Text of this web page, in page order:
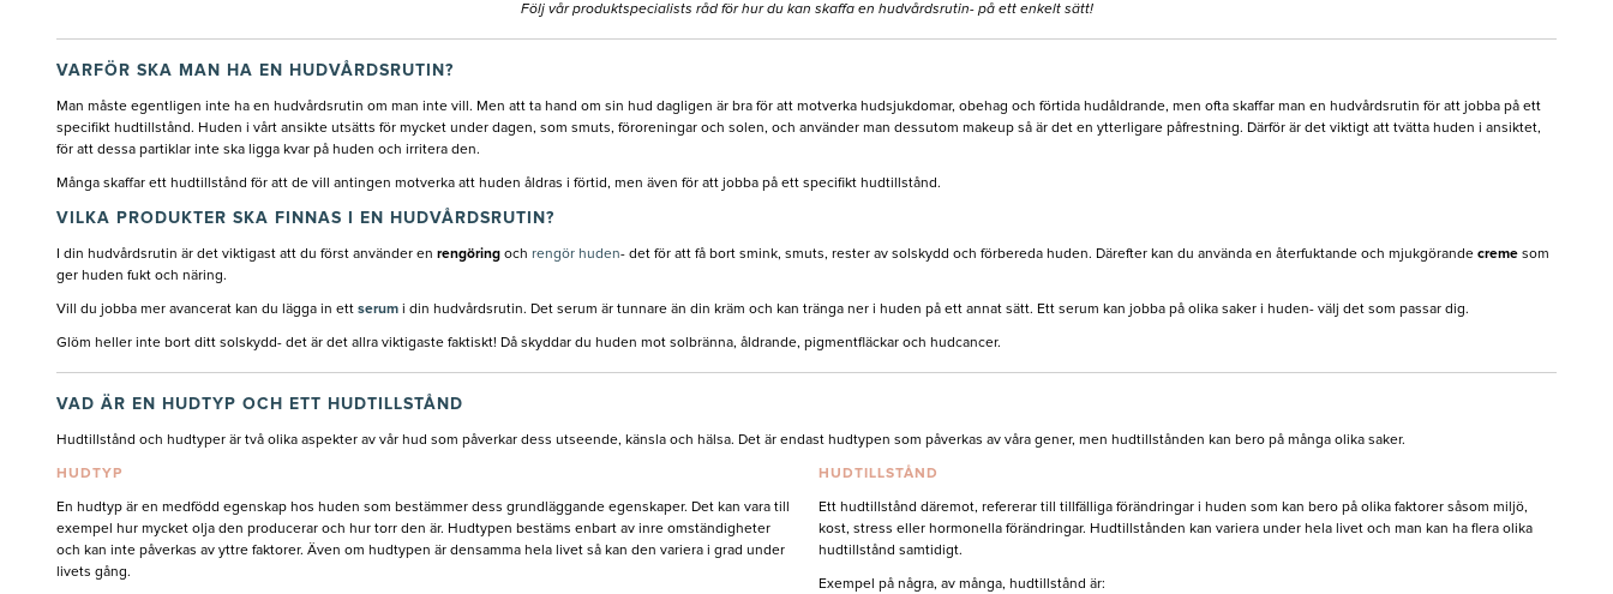
Följ vår produktspecialists råd för hur du kan skaffa en hudvårdsrutin- på ett enkelt sätt!
VARFÖR SKA MAN HA EN HUDVÅRDSRUTIN?
Man måste egentligen inte ha en hudvårdsrutin om man inte vill. Men att ta hand om sin hud dagligen är bra för att motverka hudsjukdomar, obehag och förtida hudåldrande, men ofta skaffar man en hudvårdsrutin för att jobba på ett
specifikt hudtillstånd. Huden i vårt ansikte utsätts för mycket under dagen, som smuts, föroreningar och solen, och använder man dessutom makeup så är det en ytterligare påfrestning. Därför är det viktigt att tvätta huden i ansiktet,
för att dessa partiklar inte ska ligga kvar på huden och irritera den.
Många skaffar ett hudtillstånd för att de vill antingen motverka att huden åldras i förtid, men även för att jobba på ett specifikt hudtillstånd.
VILKA PRODUKTER SKA FINNAS I EN HUDVÅRDSRUTIN?
I din hudvårdsrutin är det viktigast att du först använder en rengöring och rengör huden- det för att få bort smink, smuts, rester av solskydd och förbereda huden. Därefter kan du använda en återfuktande och mjukgörande creme som
ger huden fukt och näring.
Vill du jobba mer avancerat kan du lägga in ett serum i din hudvårdsrutin. Det serum är tunnare än din kräm och kan tränga ner i huden på ett annat sätt. Ett serum kan jobba på olika saker i huden- välj det som passar dig.
Glöm heller inte bort ditt solskydd- det är det allra viktigaste faktiskt! Då skyddar du huden mot solbränna, åldrande, pigmentfläckar och hudcancer.
VAD ÄR EN HUDTYP OCH ETT HUDTILLSTÅND
Hudtillstånd och hudtyper är två olika aspekter av vår hud som påverkar dess utseende, känsla och hälsa. Det är endast hudtypen som påverkas av våra gener, men hudtillstånden kan bero på många olika saker.
HUDTYP
En hudtyp är en medfödd egenskap hos huden som bestämmer dess grundläggande egenskaper. Det kan vara till
exempel hur mycket olja den producerar och hur torr den är. Hudtypen bestäms enbart av inre omständigheter
och kan inte påverkas av yttre faktorer. Även om hudtypen är densamma hela livet så kan den variera i grad under
livets gång.
HUDTILLSTÅND
Ett hudtillstånd däremot, refererar till tillfälliga förändringar i huden som kan bero på olika faktorer såsom miljö,
kost, stress eller hormonella förändringar. Hudtillstånden kan variera under hela livet och man kan ha flera olika
hudtillstånd samtidigt.
Exempel på några, av många, hudtillstånd är: